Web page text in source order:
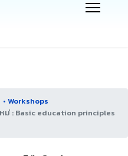
• Workshops
ม่ : Basic education principles